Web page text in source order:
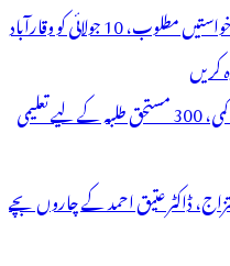
اپولو فارمیسی میں ملازمتوں کے لیے درخواستیں مطلوب، 10 جولائی کو وقارآباد
کریں
شادی کے غیر ضروری اخراجات میں کمی، 300 مستحق طلبہ کے لیے تعلیمی
ڈاکٹر عتیق احمد کے چاروں بچے